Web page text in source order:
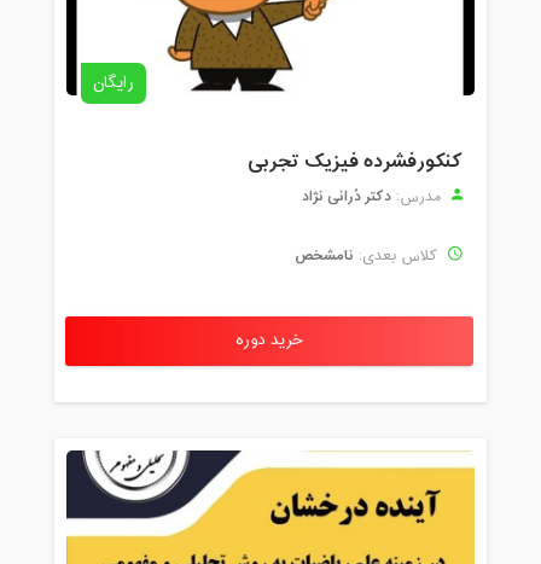
رایگان
کنکورفشرده فیزیک تجربی
مدرس: دکتر دُرانی نژاد
کلاس بعدی: نامشخص
خرید دوره